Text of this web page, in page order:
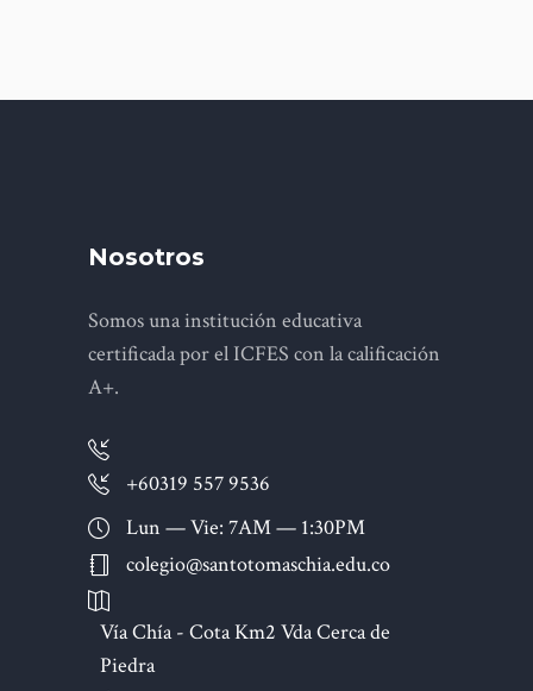
Nosotros
Somos una institución educativa
certificada por el ICFES con la calificación
A+.
+60319 557 9536
Lun — Vie: 7AM — 1:30PM
colegio@santotomaschia.edu.co
Vía Chía - Cota Km2 Vda Cerca de
Piedra